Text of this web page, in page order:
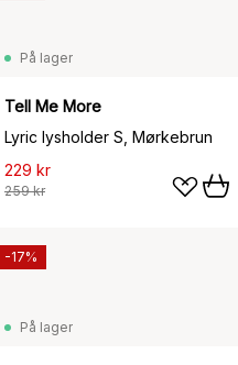
På lager
Tell Me More
Lyric lysholder S, Mørkebrun
229 kr
259 kr
På lager
-17%